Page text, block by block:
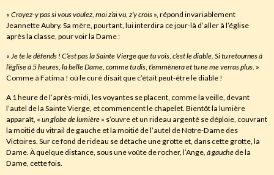
« Croyez-y pas si vous voulez, moi z’ai vu, z’y crois », répond invariablement
Jeannette Aubry. Sa mère, pourtant, lui interdira ce jour-là d’aller à l’église
après la classe, pour voir la Dame :
« Je te le défends ! C’est pas la Sainte Vierge que tu vois, c’est le diable. Si tu retournes à
l’église à 5 heures, la belle Dame, comme tu dis, t’emmènera et tu ne me verras plus. »
Comme à Fatima ! où le curé disait que c’était peut-être le diable !
A 1 heure de l’après-midi, les voyantes se placent, comme la veille, devant
l’autel de la Sainte Vierge, et commencent le chapelet. Bientôt la lumière
apparaît, « un globe de lumière » s’ouvre et un rideau argenté se déploie, couvrant
la moitié du vitrail de gauche et la moitié de l’autel de Notre-Dame des
Victoires. Sur ce fond de rideau se détache une grotte et, dans cette grotte, la
Dame. À quelque distance, sous une voûte de rocher, l’Ange, à gauchede la
Dame, cette fois.